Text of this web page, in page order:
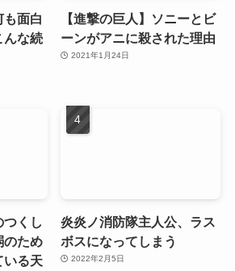
面白
んな続
【進撃の巨人】ソニーとビ
ーンがアニに殺された理由
2021年1月24日
つくし
のため
いる天
炎炎ノ消防隊主人公、ラス
ボスになってしまう
2022年2月5日